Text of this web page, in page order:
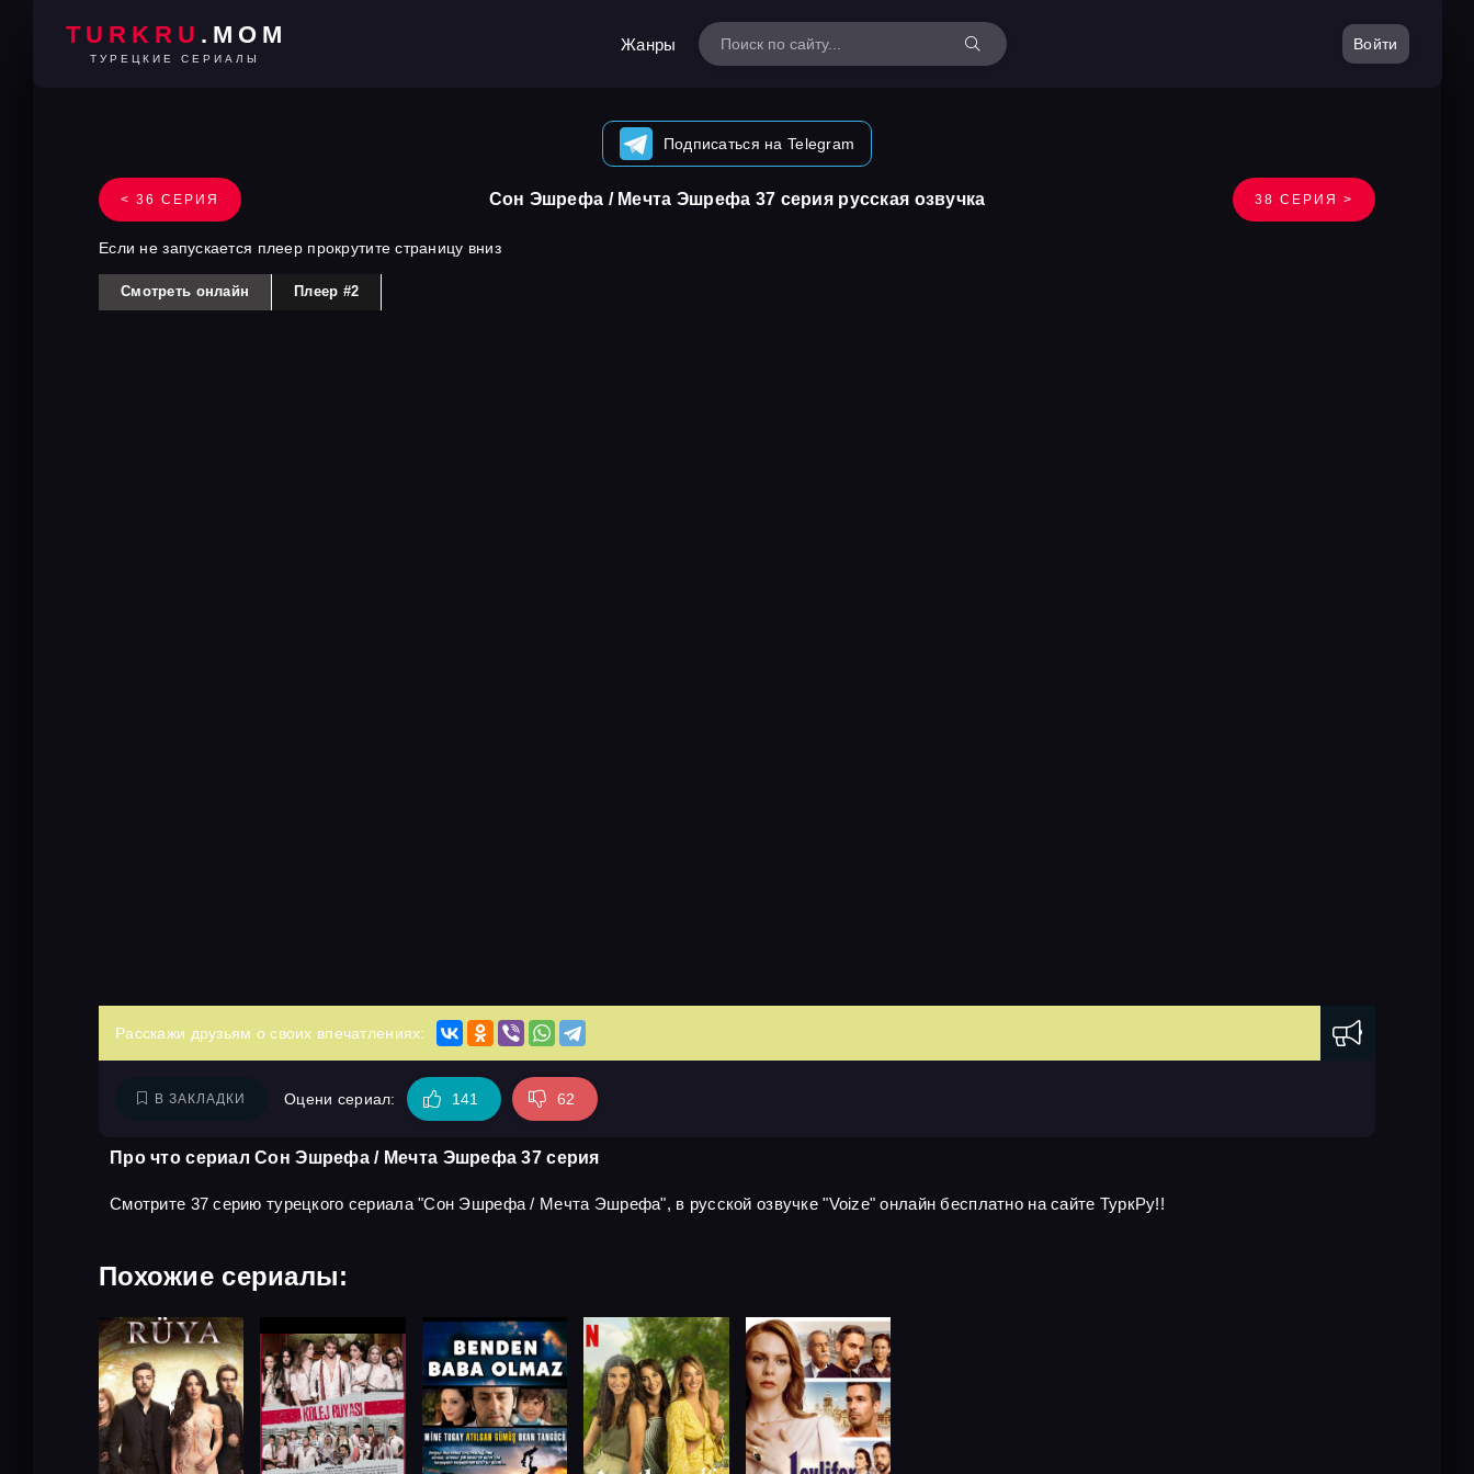
TURKRU .MOM
ТУРЕЦКИЕ СЕРИАЛЫ
Жанры Войти
Подписаться на Telegram
< 36 СЕРИЯ Сон Эшрефа / Мечта Эшрефа 37 серия русская озвучка 38 СЕРИЯ >
Если не запускается плеер прокрутите страницу вниз
Смотреть онлайн Плеер #2
Расскажи друзьям о своих впечатлениях:
В ЗАКЛАДКИ Оцени сериал: 141 62
Про что сериал Сон Эшрефа / Мечта Эшрефа 37 серия
Смотрите 37 серию турецкого сериала "Сон Эшрефа / Мечта Эшрефа", в русской озвучке "Voize" онлайн бесплатно на сайте ТуркРу!!
Похожие сериалы: